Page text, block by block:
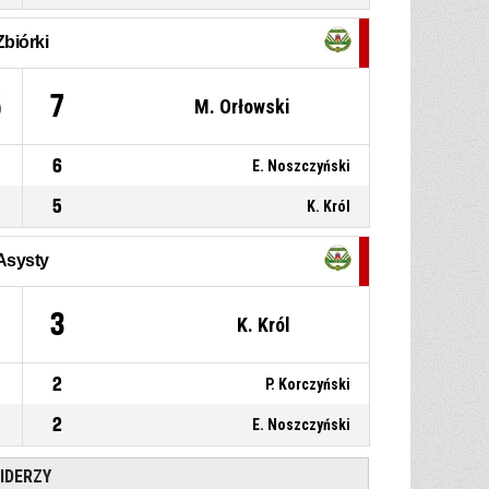
10, I. Benich, Faul osobisty P400:37
P400:38 33, K. Król, Rzut z wyskoku za
KS Korona AGH Kraków
przegrywają 37
7 M. Orłowski
6 E. Noszczyński
5 K. Król
3 K. Król
2 P. Korczyński
2 E. Noszczyński